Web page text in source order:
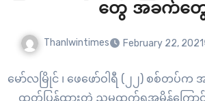
တွေ အခက်တွ
Thanlwintimes February 22, 2021
မော်လမြိုင် ၊ ဖေဖော်ဝါရီ (၂၂) စစ်တပ်က
ထုတ်ပြန်ထားတဲ့ ညမထွက်ရအမိန့်ကြောင့်